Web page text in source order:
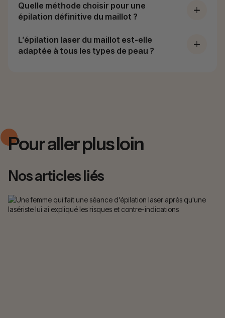
Quelle méthode choisir pour une
épilation définitive du maillot ?
L’épilation laser du maillot est-elle
adaptée à tous les types de peau ?
Pour aller plus loin
Nos articles liés